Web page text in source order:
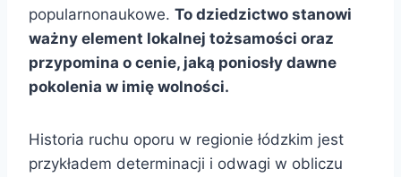
popularnonaukowe. To dziedzictwo stanowi
ważny element lokalnej tożsamości oraz
przypomina o cenie, jaką poniosły dawne
pokolenia w imię wolności.
Historia ruchu oporu w regionie łódzkim jest
przykładem determinacji i odwagi w obliczu